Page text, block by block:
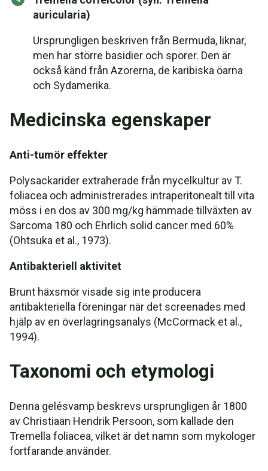
auricularia)
Ursprungligen beskriven från Bermuda, liknar,
men har större basidier och sporer. Den är
också känd från Azorerna, de karibiska öarna
och Sydamerika.
Medicinska egenskaper
Anti-tumör effekter
Polysackarider extraherade från mycelkultur av T.
foliacea och administrerades intraperitonealt till vita
möss i en dos av 300 mg/kg hämmade tillväxten av
Sarcoma 180 och Ehrlich solid cancer med 60%
(Ohtsuka et al., 1973).
Antibakteriell aktivitet
Brunt häxsmör visade sig inte producera
antibakteriella föreningar när det screenades med
hjälp av en överlagringsanalys (McCormack et al.,
1994).
Taxonomi och etymologi
Denna gelésvamp beskrevs ursprungligen år 1800
av Christiaan Hendrik Persoon, som kallade den
Tremella foliacea, vilket är det namn som mykologer
fortfarande använder.